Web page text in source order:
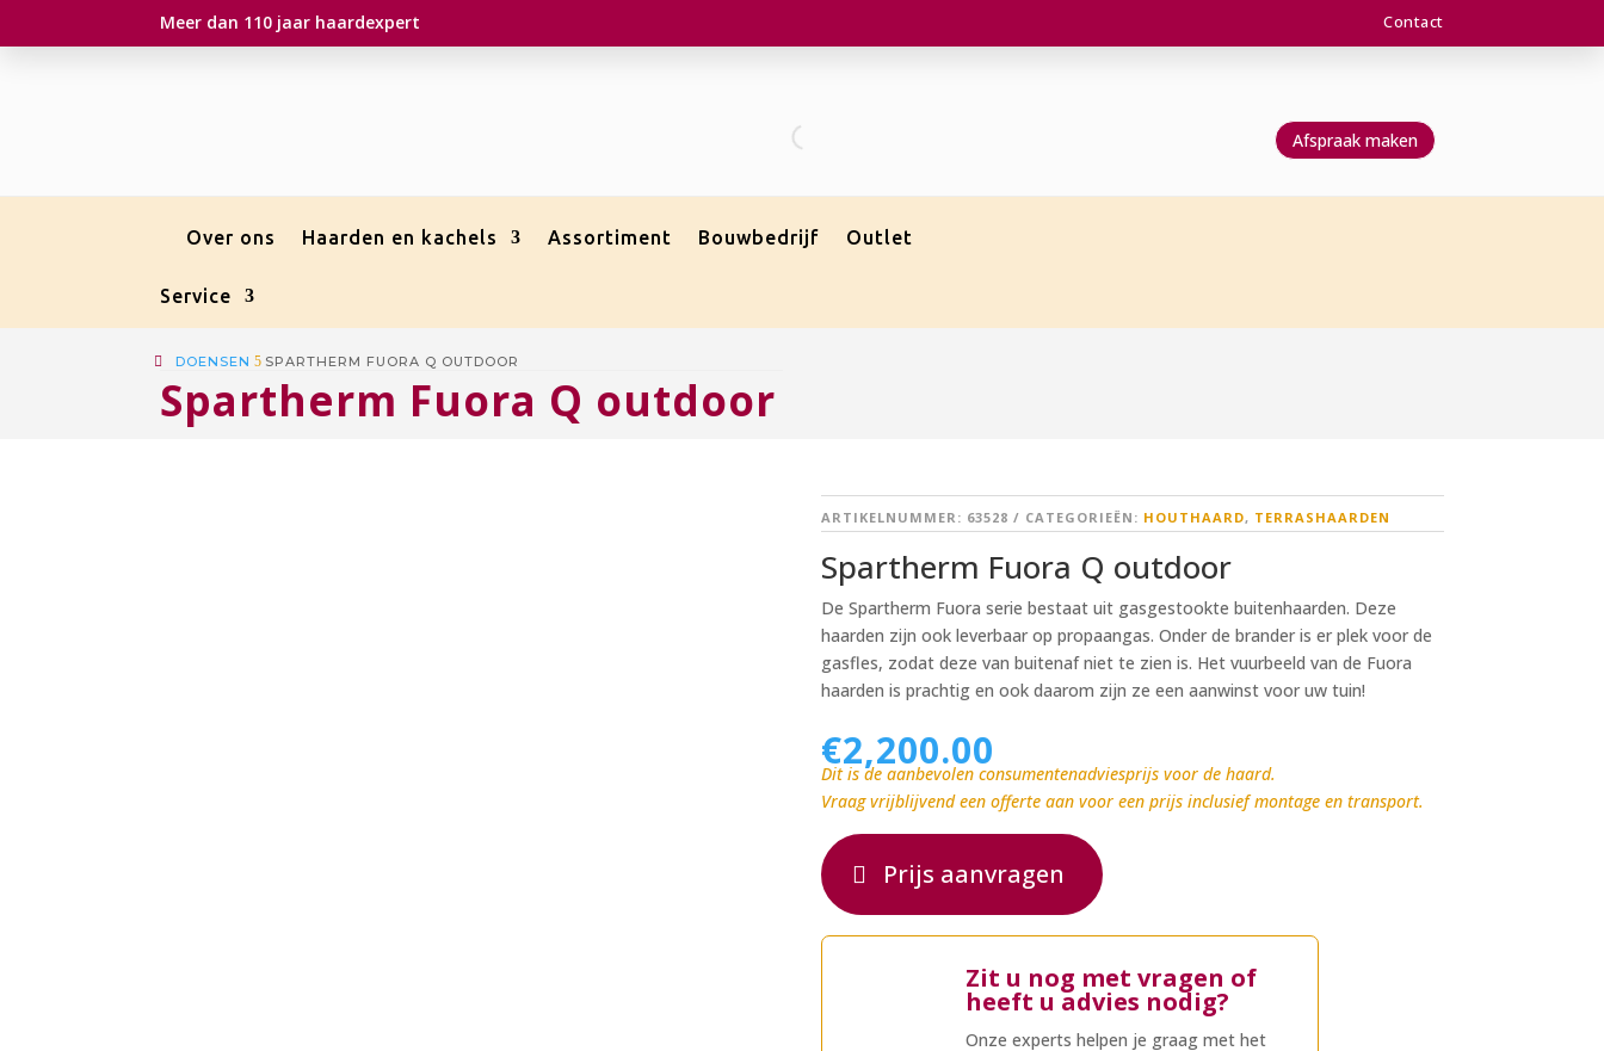
Meer dan 110 jaar haardexpert Contact
Afspraak maken
Over ons Haarden en kachels Assortiment Bouwbedrijf Outlet
Service
DOENSEN 5 SPARTHERM FUORA Q OUTDOOR
Spartherm Fuora Q outdoor
ARTIKELNUMMER: 63528 CATEGORIEËN: HOUTHAARD, TERRASHAARDEN
Spartherm Fuora Q outdoor
De Spartherm Fuora serie bestaat uit gasgestookte buitenhaarden. Deze
haarden zijn ook leverbaar op propaangas. Onder de brander is er plek voor de
gasfles, zodat deze van buitenaf niet te zien is. Het vuurbeeld van de Fuora
haarden is prachtig en ook daarom zijn ze een aanwinst voor uw tuin!
€2,200.00
Dit is de aanbevolen consumentenadviesprijs voor de haard.
Vraag vrijblijvend een offerte aan voor een prijs inclusief montage en transport.
Prijs aanvragen
Zit u nog met vragen of
heeft u advies nodig?
Onze experts helpen je graag met het